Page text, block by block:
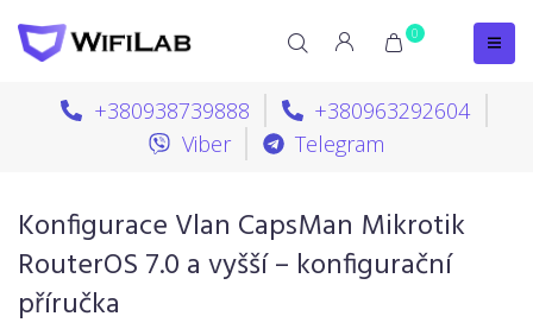
0
+380938739888
+380963292604
Viber
Telegram
Konfigurace Vlan CapsMan Mikrotik
RouterOS 7.0 a vyšší – konfigurační
příručka